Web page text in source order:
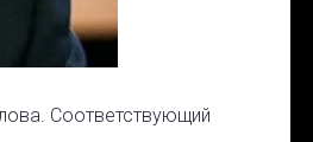
Соответствующий